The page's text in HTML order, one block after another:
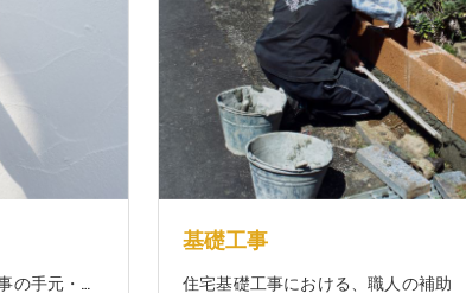
公共工事・民間工事における、左官工事の手元・見習い。
基礎工事
住宅基礎工事における、職人の補助